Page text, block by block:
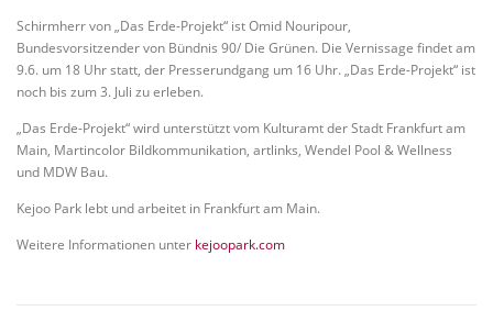
Schirmherr von „Das Erde-Projekt“ ist Omid Nouripour,
Bundesvorsitzender von Bündnis 90/ Die Grünen. Die Vernissage findet am
9.6. um 18 Uhr statt, der Presserundgang um 16 Uhr. „Das Erde-Projekt“ ist
noch bis zum 3. Juli zu erleben.
„Das Erde-Projekt“ wird unterstützt vom Kulturamt der Stadt Frankfurt am
Main, Martincolor Bildkommunikation, artlinks, Wendel Pool & Wellness
und MDW Bau.
Kejoo Park lebt und arbeitet in Frankfurt am Main.
Weitere Informationen unter kejoopark.com